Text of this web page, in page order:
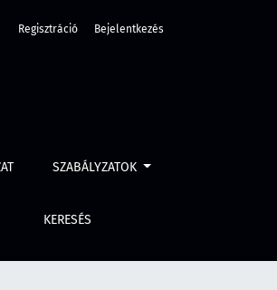
SZABÁLYZATOK
KERESÉS
Regisztráció Bejelentkezés